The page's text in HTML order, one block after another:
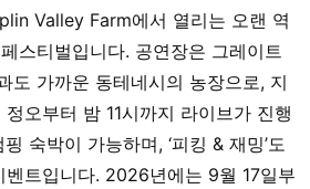
Valley Farm에서 열리는 오랜 역
스티벌입니다. 공연장은 그레이트
도 가까운 동테네시의 농장으로, 지
오부터 밤 11시까지 라이브가 진행
숙박이 가능하며, ‘피킹 & 재밍’도
트입니다. 2026년에는 9월 17일부